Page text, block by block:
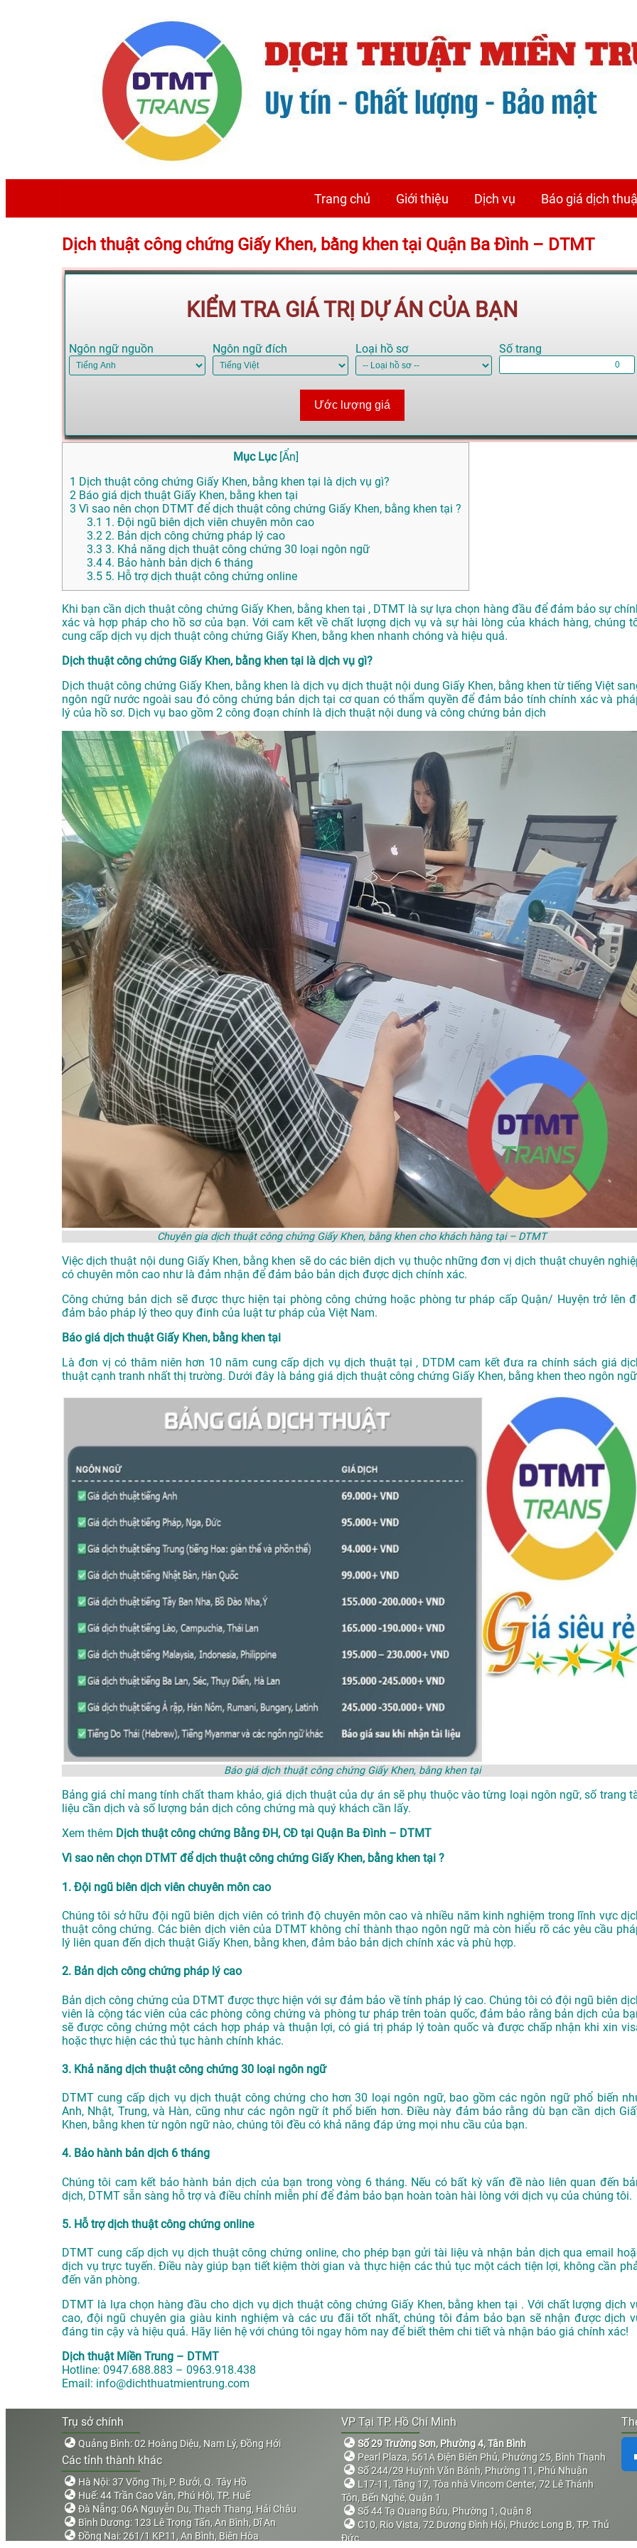
Trang chủ Giới thiệu Dịch vụ Báo giá dịch
Dịch thuật công chứng Giấy Khen, bằng khen tại Quận Ba Đình – DTMT
KIỂM TRA GIÁ TRỊ DỰ ÁN CỦA BẠN
Ngôn ngữ nguồn Ngôn ngữ đích Loại hồ sơ Số trang
Ước lượng giá
Mục Lục [Ẩn]
1 Dịch thuật công chứng Giấy Khen, bằng khen tại là dịch vụ gì?
2 Báo giá dịch thuật Giấy Khen, bằng khen tại
3 Vì sao nên chọn DTMT để dịch thuật công chứng Giấy Khen, bằng khen tại ?
3.1 1. Đội ngũ biên dịch viên chuyên môn cao
3.2 2. Bản dịch công chứng pháp lý cao
3.3 3. Khả năng dịch thuật công chứng 30 loại ngôn ngữ
3.4 4. Bảo hành bản dịch 6 tháng
3.5 5. Hỗ trợ dịch thuật công chứng online
Khi bạn cần dịch thuật công chứng Giấy Khen, bằng khen tại , DTMT là sự lựa chọn hàng đầu để đảm bảo sự
xác và hợp pháp cho hồ sơ của bạn. Với cam kết về chất lượng dịch vụ và sự hài lòng của khách hàng, chúng
cung cấp dịch vụ dịch thuật công chứng Giấy Khen, bằng khen nhanh chóng và hiệu quả.
Dịch thuật công chứng Giấy Khen, bằng khen tại là dịch vụ gì?
Dịch thuật công chứng Giấy Khen, bằng khen là dịch vụ dịch thuật nội dung Giấy Khen, bằng khen từ tiếng Việt
ngôn ngữ nước ngoài sau đó công chứng bản dịch tại cơ quan có thẩm quyền để đảm bảo tính chính xác và
lý của hồ sơ. Dịch vụ bao gồm 2 công đoạn chính là dịch thuật nội dung và công chứng bản dịch
Chuyên gia dịch thuật công chứng Giấy Khen, bằng khen cho khách hàng tại – DTMT
Việc dịch thuật nội dung Giấy Khen, bằng khen sẽ do các biên dịch vụ thuộc những đơn vị dịch thuật chuyên
có chuyên môn cao như là đảm nhận để đảm bảo bản dịch được dịch chính xác.
Công chứng bản dịch sẽ được thực hiện tại phòng công chứng hoặc phòng tư pháp cấp Quận/ Huyện trở lên
đảm bảo pháp lý theo quy đinh của luật tư pháp của Việt Nam.
Báo giá dịch thuật Giấy Khen, bằng khen tại
Là đơn vị có thâm niên hơn 10 năm cung cấp dịch vụdịch thuật tại , DTDM cam kết đưa ra chính sách giá
thuật cạnh tranh nhất thị trường. Dưới đây là bảng giá dịch thuật công chứng Giấy Khen, bằng khen theo ngôn
Báo giá dịch thuật công chứng Giấy Khen, bằng khen tại
Bảng giá chỉ mang tính chất tham khảo, giá dịch thuật của dự án sẽ phụ thuộc vào từng loại ngôn ngữ, số trang
liệu cần dịch và số lượng bản dịch công chứng mà quý khách cần lấy.
Xem thêm Dịch thuật công chứng Bằng ĐH, CĐ tại Quận Ba Đình – DTMT
Vì sao nên chọn DTMT để dịch thuật công chứng Giấy Khen, bằng khen tại ?
1. Đội ngũ biên dịch viên chuyên môn cao
Chúng tôi sở hữu đội ngũ biên dịch viên có trình độ chuyên môn cao và nhiều năm kinh nghiệm trong lĩnh vực
thuật công chứng. Các biên dịch viên của DTMT không chỉ thành thạo ngôn ngữ mà còn hiểu rõ các yêu cầu
lý liên quan đến dịch thuật Giấy Khen, bằng khen, đảm bảo bản dịch chính xác và phù hợp.
2. Bản dịch công chứng pháp lý cao
Bản dịch công chứng của DTMT được thực hiện với sự đảm bảo về tính pháp lý cao. Chúng tôi có đội ngũ biên
viên là cộng tác viên của các phòng công chứng và phòng tư pháp trên toàn quốc, đảm bảo rằng bản dịch của
sẽ được công chứng một cách hợp pháp và thuận lợi, có giá trị pháp lý toàn quốc và được chấp nhận khi xin
hoặc thực hiện các thủ tục hành chính khác.
3. Khả năng dịch thuật công chứng 30 loại ngôn ngữ
DTMT cung cấp dịch vụ dịch thuật công chứng cho hơn 30 loại ngôn ngữ, bao gồm các ngôn ngữ phổ biến
Anh, Nhật, Trung, và Hàn, cũng như các ngôn ngữ ít phổ biến hơn. Điều này đảm bảo rằng dù bạn cần dịch
Khen, bằng khen từ ngôn ngữ nào, chúng tôi đều có khả năng đáp ứng mọi nhu cầu của bạn.
4. Bảo hành bản dịch 6 tháng
Chúng tôi cam kết bảo hành bản dịch của bạn trong vòng 6 tháng. Nếu có bất kỳ vấn đề nào liên quan đến
dịch, DTMT sẵn sàng hỗ trợ và điều chỉnh miễn phí để đảm bảo bạn hoàn toàn hài lòng với dịch vụ của chúng tôi.
5. Hỗ trợ dịch thuật công chứng online
DTMT cung cấp dịch vụ dịch thuật công chứng online, cho phép bạn gửi tài liệu và nhận bản dịch qua email
dịch vụ trực tuyến. Điều này giúp bạn tiết kiệm thời gian và thực hiện các thủ tục một cách tiện lợi, không cần
đến văn phòng.
DTMT là lựa chọn hàng đầu cho dịch vụ dịch thuật công chứng Giấy Khen, bằng khen tại . Với chất lượng dịch
cao, đội ngũ chuyên gia giàu kinh nghiệm và các ưu đãi tốt nhất, chúng tôi đảm bảo bạn sẽ nhận được dịch
đáng tin cậy và hiệu quả. Hãy liên hệ với chúng tôi ngay hôm nay để biết thêm chi tiết và nhận báo giá chính xác!
Dịch thuật Miền Trung – DTMT
Hotline: 0947.688.883 – 0963.918.438
Email: info@dichthuatmientrung.com
Trụ sở chính
Quảng Bình: 02 Hoàng Diệu, Nam Lý, Đồng Hới
Các tỉnh thành khác
Hà Nội: 37 Võng Thị, P. Bưởi, Q. Tây Hồ
Huế: 44 Trần Cao Vân, Phú Hội, TP. Huế
Đà Nẵng: 06A Nguyễn Du, Thạch Thang, Hải Châu
Bình Dương: 123 Lê Trọng Tấn, An Bình, Dĩ An
Đồng Nai: 261/1 KP11, An Bình, Biên Hòa
VP Tại TP. Hồ Chí Minh
Số 29 Trường Sơn, Phường 4, Tân Bình
Pearl Plaza, 561A Điện Biên Phủ, Phường 25, Bình Thạnh
Số 244/29 Huỳnh Văn Bánh, Phường 11, Phú Nhuận
L17-11, Tầng 17, Tòa nhà Vincom Center, 72 Lê Thánh
Tôn, Bến Nghé, Quận 1
Số 44 Tạ Quang Bửu, Phường 1, Quận 8
C10, Rio Vista, 72 Dương Đình Hội, Phước Long B, TP. Thủ
Đức